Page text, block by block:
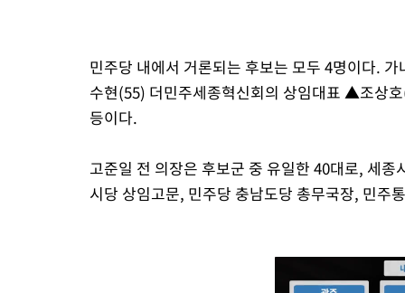
민주당 내에서 거론되는 후보는 모두 4명이다.
수현(55) 더민주세종혁신회의 상임대표 ▲조상
등이다.
고준일 전 의장은 후보군 중 유일한 40대로, 세
시당 상임고문, 민주당 충남도당 총무국장, 민주